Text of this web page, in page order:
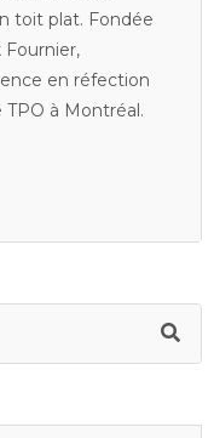
toit plat. Fondée
Fournier,
en réfection
à Montréal.